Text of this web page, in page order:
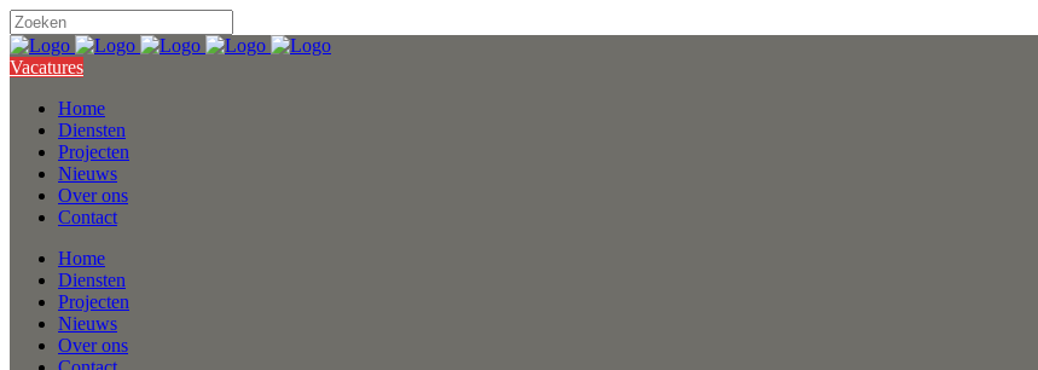
Vacatures
Home
Diensten
Projecten
Nieuws
Over ons
Contact
Home
Diensten
Projecten
Nieuws
Over ons